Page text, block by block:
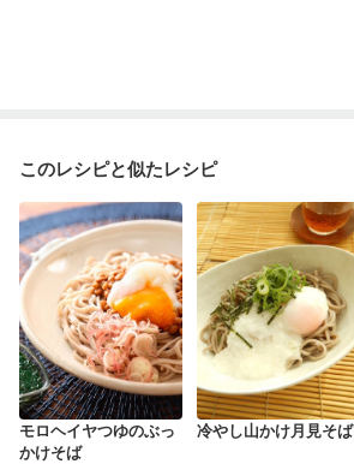
このレシピと似たレシピ
モロヘイヤつゆのぶっ
かけそば
冷やし山かけ月見そば